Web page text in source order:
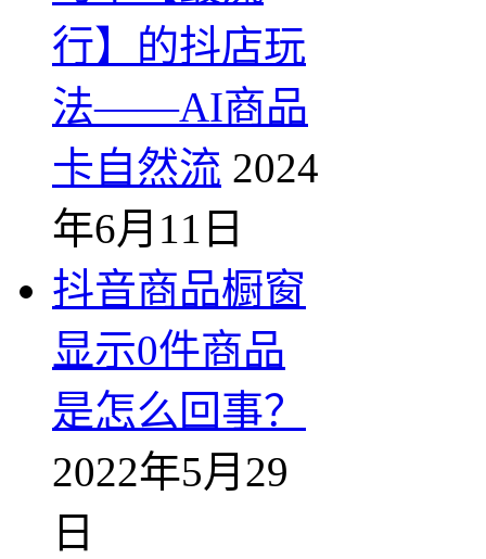
行】的抖店玩
法——AI商品
卡自然流 2024
年6月11日
抖音商品橱窗
显示0件商品
是怎么回事？
2022年5月29
日